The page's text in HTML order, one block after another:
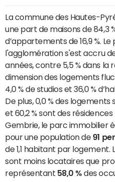
La commune des Hautes-
une part de maisons de 84,3
d’appartements de 16,9 %.
l'agglomération s'est accru
années, contre 5,5 % dans la
dimension des logements
4,0 % de studios et 36,0 %
De plus, 0,0 % des
et 60,2 % sont des
Gembrie, le parc immobilier
pour une population de 91
de 1,1 habitant par logement.
sont moins locataires que
représentant 58,0 % des